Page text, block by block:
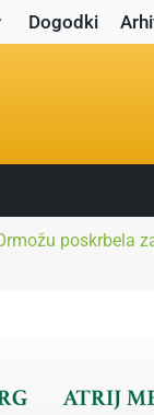
Dogodki
poskrbela